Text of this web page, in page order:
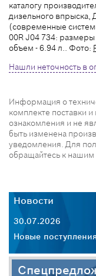
каталогу
дизельного впрыска,
(современные
00R J04 734:
объем - 6.94 л.. Фото:
Нашли неточность в
Информация о
комплекте поставки
ознакомления и не
быть изменена
уведомления. Для
обращайтесь к
Новости
30.07.2026
Новые